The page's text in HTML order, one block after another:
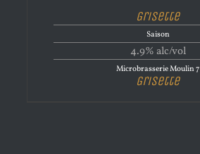
Grisette
Saison
4.9% alc/vol
Microbrasserie Moulin 7
Grisette